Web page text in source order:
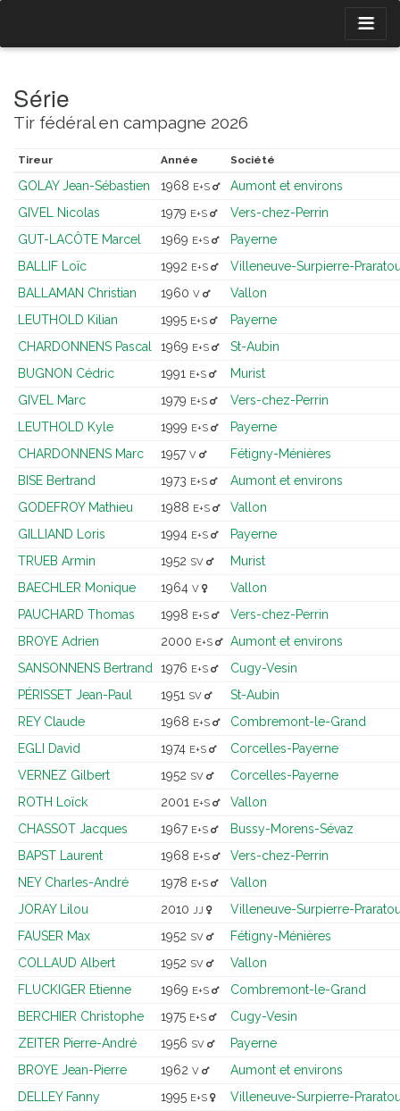
Série
Tir fédéral en campagne 2026
Tireur Année Société
GOLAY Jean-Sébastien 1968 E+S
Aumont et environs
GIVEL Nicolas
1979 E+S
Vers-chez-Perrin
GUT-LACÔTE Marcel
1969 E+S
Payerne
BALLIF Loïc
1992 E+S
Villeneuve-Surpierre-
BALLAMAN Christian
1960 V
Vallon
LEUTHOLD Kilian
1995 E+S
Payerne
CHARDONNENS Pascal
1969 E+S
St-Aubin
BUGNON Cédric
1991 E+S
Murist
GIVEL Marc
1979 E+S
Vers-chez-Perrin
LEUTHOLD Kyle
1999 E+S
Payerne
CHARDONNENS Marc
1957 V
Fétigny-Ménières
BISE Bertrand
1973 E+S
Aumont et environs
GODEFROY Mathieu
1988 E+S
Vallon
GILLIAND Loris
1994 E+S
Payerne
TRUEB Armin
1952 SV
Murist
BAECHLER Monique
1964 V
Vallon
PAUCHARD Thomas
1998 E+S
Vers-chez-Perrin
BROYE Adrien
2000 E+S
Aumont et environs
SANSONNENS Bertrand
1976 E+S
Cugy-Vesin
PÉRISSET Jean-Paul
1951 SV
St-Aubin
REY Claude
1968 E+S
Combremont-le-Grand
EGLI David
1974 E+S
Corcelles-Payerne
VERNEZ Gilbert
1952 SV
Corcelles-Payerne
ROTH Loïck
2001 E+S
Vallon
CHASSOT Jacques
1967 E+S
Bussy-Morens-Sévaz
BAPST Laurent
1968 E+S
Vers-chez-Perrin
NEY Charles-André
1978 E+S
Vallon
JORAY Lilou
2010 JJ
Villeneuve-Surpierre-
FAUSER Max
1952 SV
Fétigny-Ménières
COLLAUD Albert
1952 SV
Vallon
FLUCKIGER Etienne
1969 E+S
Combremont-le-Grand
BERCHIER Christophe
1975 E+S
Cugy-Vesin
ZEITER Pierre-André
1956 SV
Payerne
BROYE Jean-Pierre
1962 V
Aumont et environs
DELLEY Fanny
1995 E+S
Villeneuve-Surpierre-